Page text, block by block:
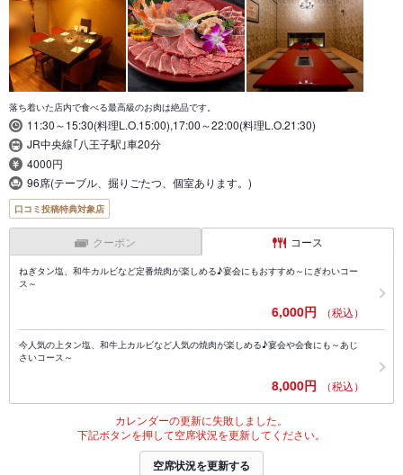
落ち着いた店内で食べる最高級のお肉は絶品です。
11:30～15:30(料理L.O.15:00),17:00～22:00(料理L.O.21:30)
JR中央線｢八王子駅｣車20分
4000円
96席(テーブル、掘りごたつ、個室あります。)
口コミ投稿特典対象店
クーポン コース
ねぎタン塩、和牛カルビなど定番焼肉が楽しめる♪宴会にもおすすめ～にぎわいコー
ス～
6,000円 （税込）
今人気の上タン塩、和牛上カルビなど人気の焼肉が楽しめる♪宴会や会食にも～あじ
さいコース～
8,000円 （税込）
カレンダーの更新に失敗しました。
下記ボタンを押して空席状況を更新してください。
空席状況を更新する